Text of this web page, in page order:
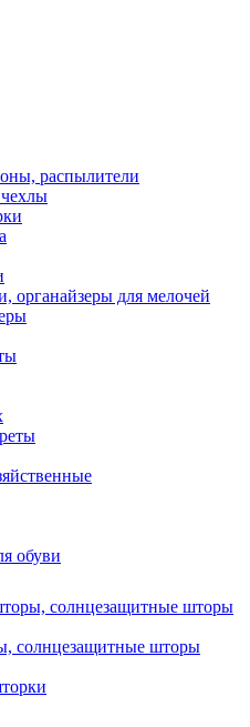
распылители
органайзеры для мелочей
обуви
солнцезащитные шторы
солнцезащитные шторы